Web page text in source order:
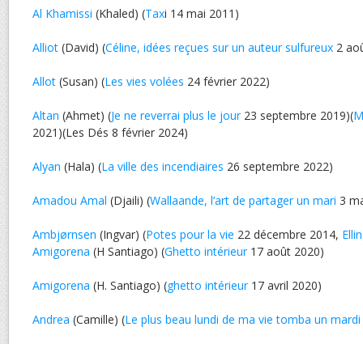
Al Khamissi (Khaled) (Taxi 14 mai 2011)
Alliot (David) (Céline, idées reçues sur un auteur sulfureux 2
Allot (Susan) (Les vies volées 24 février 2022)
Altan (Ahmet) (Je ne reverrai plus le jour23 septembre 2019)(
2021)(Les Dés 8 février 2024)
Alyan (Hala) (La ville des incendiaires 26 septembre 2022)
Amadou Amal (Djaili) (Wallaande, l’art de partager un mari 3
Ambjørnsen (Ingvar) (Potes pour la vie 22 décembre 2014,
Amigorena (H Santiago) (Ghetto intérieur17 août 2020)
Amigorena (H. Santiago) (ghetto intérieur17 avril 2020)
Andrea (Camille) (Le plus beau lundi de ma vie tomba un mardi